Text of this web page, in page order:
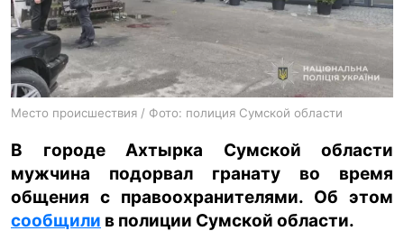
ua ru en
Место происшествия / Фото: полиция Сумской области
В городе Ахтырка Сумской области
мужчина подорвал гранату во время
общения с правоохранителями. Об этом
сообщили в полиции Сумской области.